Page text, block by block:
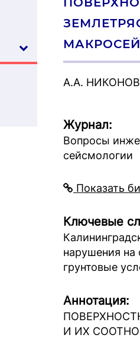
А.А. НИКОНОВ
Журнал:
Вопросы
сейсмологии
Показать
Ключевые
нарушения на
грунтовые
Аннотация:
И ИХ